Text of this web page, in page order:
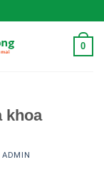
0
khoa
ADMIN